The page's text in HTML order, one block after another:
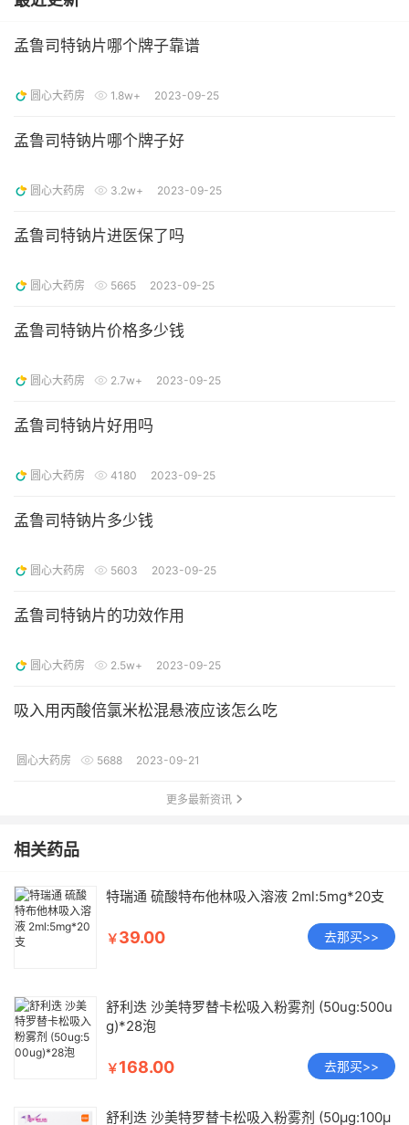
孟鲁司特钠片哪个牌子靠谱
圆心大药房 1.8w+ 2023-09-25
孟鲁司特钠片哪个牌子好
圆心大药房 3.2w+ 2023-09-25
孟鲁司特钠片进医保了吗
圆心大药房 5665 2023-09-25
孟鲁司特钠片价格多少钱
圆心大药房 2.7w+ 2023-09-25
孟鲁司特钠片好用吗
圆心大药房 4180 2023-09-25
孟鲁司特钠片多少钱
圆心大药房 5603 2023-09-25
孟鲁司特钠片的功效作用
圆心大药房 2.5w+ 2023-09-25
吸入用丙酸倍氯米松混悬液应该怎么吃
圆心大药房 5688 2023-09-21
更多最新资讯
相关药品
特瑞通 硫酸特布他林吸入溶液 2ml:5mg*20支
￥39.00 去那买>>
舒利迭 沙美特罗替卡松吸入粉雾剂 (50ug:500u
g)*28泡
￥168.00 去那买>>
舒利迭 沙美特罗替卡松吸入粉雾剂 (50μg:100μ